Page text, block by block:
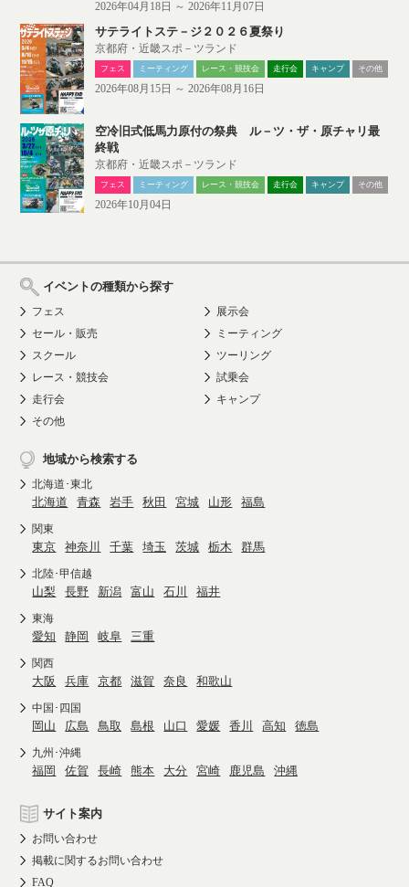
2026年04月18日 ～ 2026年11月07日
サテライトステ－ジ２０２６夏祭り
京都府・近畿スポ－ツランド
フェス ミーティング レース・競技会 走行会 キャンプ その他
2026年08月15日 ～ 2026年08月16日
空冷旧式低馬力原付の祭典 ル－ツ・ザ・原チャリ最
終戦
京都府・近畿スポ－ツランド
フェス ミーティング レース・競技会 走行会 キャンプ その他
2026年10月04日
イベントの種類から探す
フェス
展示会
セール・販売
ミーティング
スクール
ツーリング
レース・競技会
試乗会
走行会
キャンプ
その他
地域から検索する
北海道･東北
北海道 青森 岩手 秋田 宮城 山形 福島
関東
東京 神奈川 千葉 埼玉 茨城 栃木 群馬
北陸･甲信越
山梨 長野 新潟 富山 石川 福井
東海
愛知 静岡 岐阜 三重
関西
大阪 兵庫 京都 滋賀 奈良 和歌山
中国･四国
岡山 広島 鳥取 島根 山口 愛媛 香川 高知 徳島
九州･沖縄
福岡 佐賀 長崎 熊本 大分 宮崎 鹿児島 沖縄
サイト案内
お問い合わせ
掲載に関するお問い合わせ
FAQ